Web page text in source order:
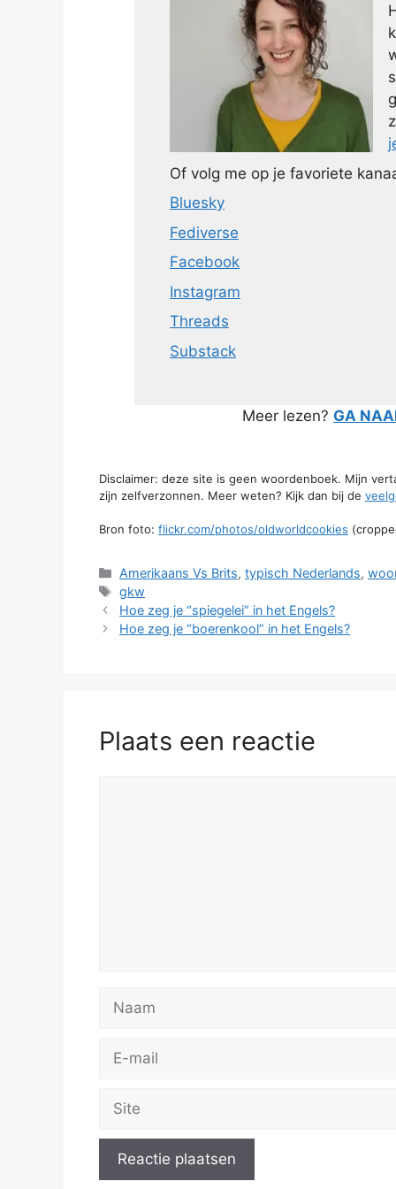
Of volg me op je favoriete
Bluesky
Fediverse
Facebook
Instagram
Threads
Substack
Meer lezen? GA
Disclaimer: deze site is geen woordenboek. Mijn
zijn zelfverzonnen. Meer weten? Kijk dan bij de
Bron foto: flickr.com/photos/oldworldcookies
Categorieën
Amerikaans Vs Brits,typisch Nederlands,
Tags
gkw
Hoe zeg je “spiegelei” in het Engels?
Hoe zeg je “boerenkool” in het Engels?
Plaats een reactie
Naam
Site